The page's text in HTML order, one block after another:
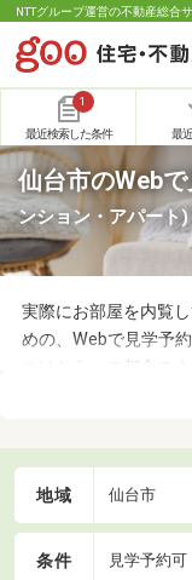
NTTグループ運営の不動産総合
1
最近検索した条件 最
仙台市のWeb
ンション・アパート)
実際にお部屋を内覧
めの、Webで見学予
つけたら、ご都合の
で、お部屋探しもス
地域 仙台市
条件 見学予約可